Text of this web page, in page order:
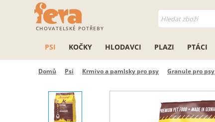
CHOVATELSKÉ POTŘEBY
PSI KOČKY HLODAVCI PLAZI PTÁCI
Domů Psi Krmivo a pamlsky pro psy Granule pro psy